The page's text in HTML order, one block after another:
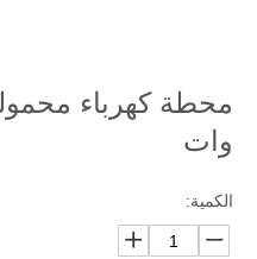
وات
الكمية: